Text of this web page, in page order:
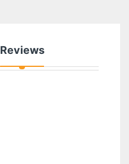
Reviews